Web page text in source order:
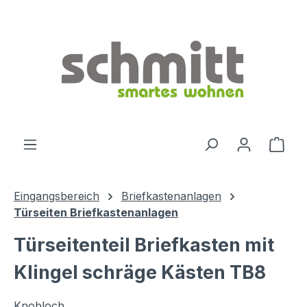
Eingangsbereich
Briefkastenanlagen
Türseiten Briefkastenanlagen
Türseitenteil Briefkasten mit
Klingel schräge Kästen TB8